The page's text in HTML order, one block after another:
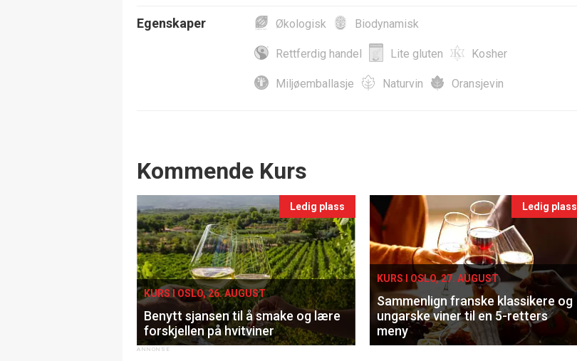
Egenskaper Økologisk Biodynamisk
Rettferdig handel Lite gluten Kosher
Miljøemballasje Naturvin Oransjevin
Events
Kommende Kurs
Ledig plass
KURS I OSLO, 26. AUGUST
Benytt sjansen til å smake og lære
forskjellen på hvitviner
Ledig plass
KURS I OSLO, 27. AUGUST
Sammenlign franske klassikere og
ungarske viner til en 5-retters
meny